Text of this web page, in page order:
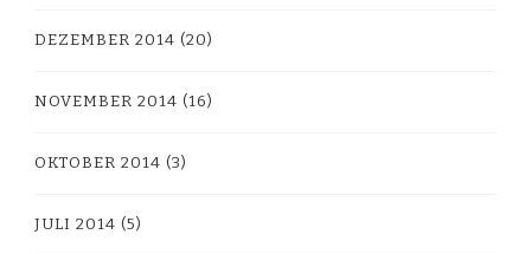
DEZEMBER 2014 (20)
NOVEMBER 2014 (16)
OKTOBER 2014 (3)
JULI 2014 (5)